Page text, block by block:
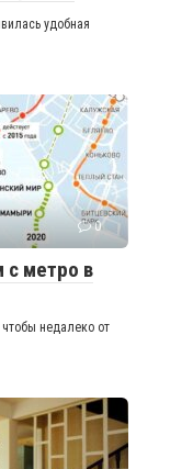
удобная
0
с метро в
недалеко от